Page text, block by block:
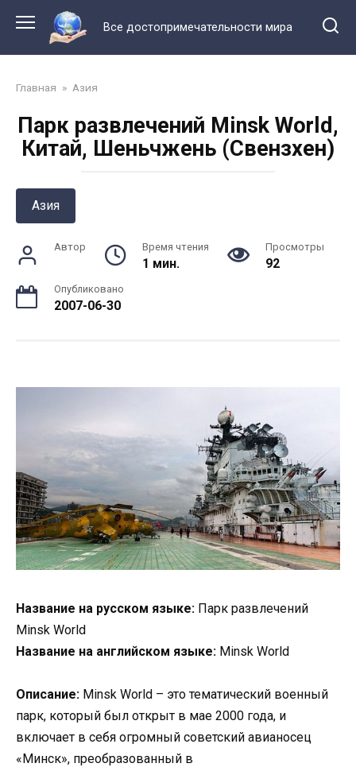
контенту
Все достопримечательности мира
Главная » Азия
Парк развлечений Minsk World,
Китай, Шеньчжень (Свензхен)
Азия
Автор Время чтения
1 мин.
Просмотры
92
Опубликовано
2007-06-30
Название на русском языке: Парк развлечений
Minsk World
Название на английском языке: Minsk World
Описание: Minsk World – это тематический военный
парк, который был открыт в мае 2000 года, и
включает в себя огромный советский авианосец
«Минск», преобразованный в